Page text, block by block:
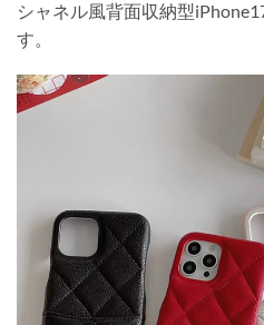
シャネル風背面収納型
す。